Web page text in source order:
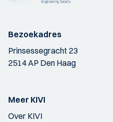
Bezoekadres
Prinsessegracht 23
2514 AP Den Haag
Meer KIVI
Over KIVI